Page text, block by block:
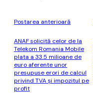
Postarea anterioară
ANAF solicită celor de la
Telekom Romania Mobile
plata a 33.5 milioane de
euro aferente unor
presupuse erori de calcul
privind TVA şi impozitul pe
profit